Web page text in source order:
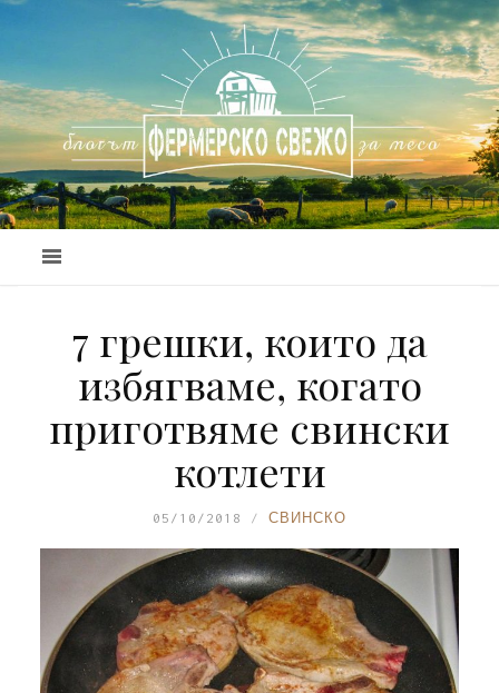
7 грешки, които да
избягваме, когато
приготвяме свински
котлети
05/10/2018 СВИНСКО